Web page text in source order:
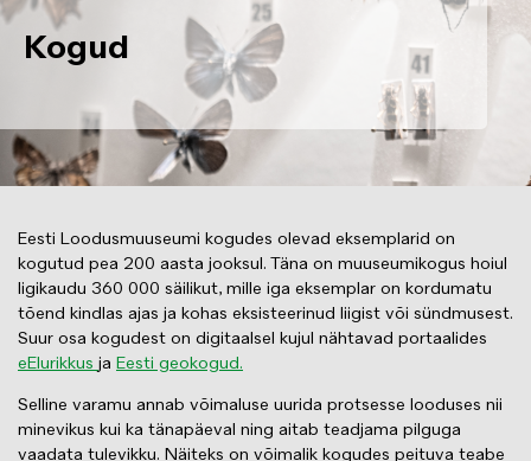
Kogud
Eesti Loodusmuuseumi kogudes olevad eksemplarid on
kogutud pea 200 aasta jooksul. Täna on muuseumikogus hoiul
ligikaudu 360 000 säilikut, mille iga eksemplar on kordumatu
tõend kindlas ajas ja kohas eksisteerinud liigist või sündmusest.
Suur osa kogudest on digitaalsel kujul nähtavad portaalides
eElurikkus ja Eesti geokogud .
Selline varamu annab võimaluse uurida protsesse looduses nii
minevikus kui ka tänapäeval ning aitab teadjama pilguga
vaadata tulevikku. Näiteks on võimalik kogudes peituva teabe